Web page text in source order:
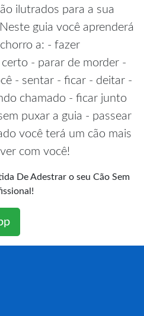
ilutrados para a sua
guia você aprenderá
a: - fazer
- parar de morder -
- sentar - ficar - deitar -
chamado - ficar junto
puxar a guia - passear
você terá um cão mais
com você!
De Adestrar o seu Cão Sem